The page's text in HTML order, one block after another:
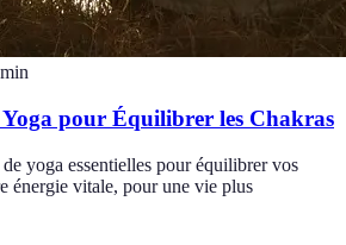
min
Yoga pour Équilibrer les Chakras
yoga essentielles pour équilibrer vos
énergie vitale, pour une vie plus